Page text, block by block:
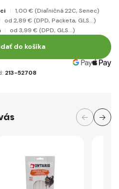
1,00 € (Diaľničná 22C, Senec)
od 2,89 € (DPD, Packeta, GLS...)
od 3,99 € (DPD, GLS...)
do košíka
213-52708